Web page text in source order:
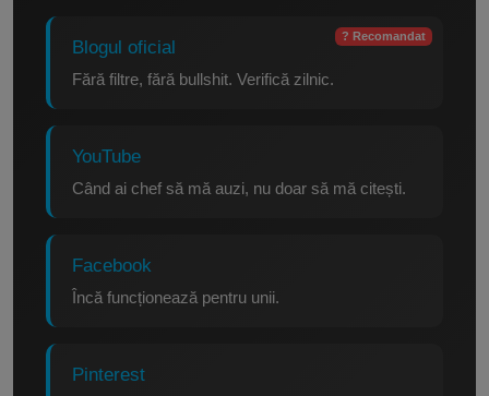
Blogul oficial
? Recomandat
Fără filtre, fără bullshit. Verifică zilnic.
YouTube
Când ai chef să mă auzi, nu doar să mă citești.
Facebook
Încă funcționează pentru unii.
Pinterest